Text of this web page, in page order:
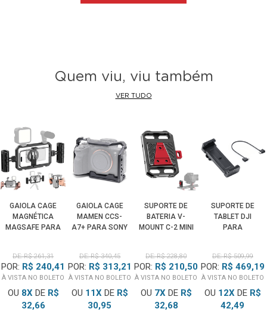
Quem viu, viu também
VER TUDO
GAIOLA CAGE
MAGNÉTICA
MAGSAFE PARA
PUNHO DUPLO
DE: R$ 261,31
POR: R$ 240,41
À VISTA NO BOLETO
OU 8XDE R$
32,66
GAIOLA CAGE
MAMEN CCS-
A7+ PARA SONY
A9 II E A1
DE: R$ 340,45
POR: R$ 313,21
À VISTA NO BOLETO
OU 11XDE R$
30,95
SUPORTE DE
BATERIA V-
MOUNT C-2 MINI
RÁPIDA
DE: R$ 228,80
POR: R$ 210,50
À VISTA NO BOLETO
OU 7XDE R$
32,68
SUPORTE DE
TABLET DJI
PARA
DE: R$ 509,99
POR: R$ 469,19
À VISTA NO BOLETO
OU 12XDE R$
42,49